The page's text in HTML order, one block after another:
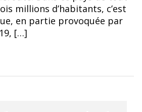
millions d’habitants, c’est
en partie provoquée par
[…]